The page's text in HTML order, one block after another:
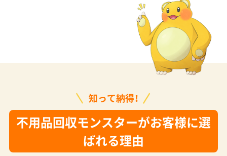
知って納得！
不用品回収モンスターがお客様に選
ばれる理由